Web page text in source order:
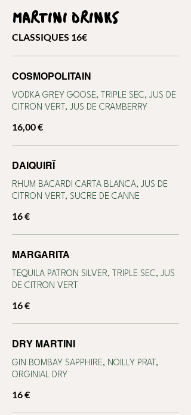
MARTINI DRINKS
CLASSIQUES 16€
COSMOPOLITAIN
VODKA GREY GOOSE, TRIPLE SEC, JUS DE
CITRON VERT, JUS DE CRAMBERRY
16,00 €
DAIQUIRÏ
RHUM BACARDI CARTA BLANCA, JUS DE
CITRON VERT, SUCRE DE CANNE
16 €
MARGARITA
TEQUILA PATRON SILVER, TRIPLE SEC, JUS
DE CITRON VERT
16 €
DRY MARTINI
GIN BOMBAY SAPPHIRE, NOILLY PRAT,
ORGINIAL DRY
16 €